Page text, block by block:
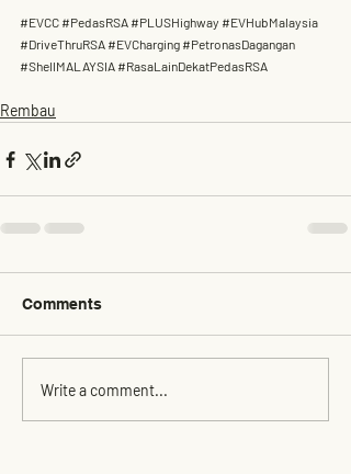
#EVCC #PedasRSA #PLUSHighway #EVHubMalaysia
#DriveThruRSA #EVCharging #PetronasDagangan
#ShellMALAYSIA #RasaLainDekatPedasRSA
Rembau
Comments
Write a comment...